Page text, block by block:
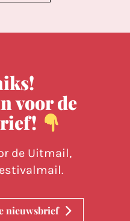
voor de
de Uitmail,
nieuwsbrief